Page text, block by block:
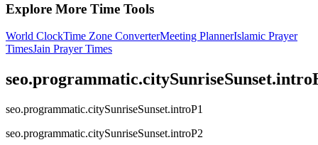
Explore More Time Tools
World ClockTime Zone ConverterMeeting PlannerIslamic Prayer
TimesJain Prayer Times
seo.programmatic.citySunriseSunset.introP1
seo.programmatic.citySunriseSunset.introP2